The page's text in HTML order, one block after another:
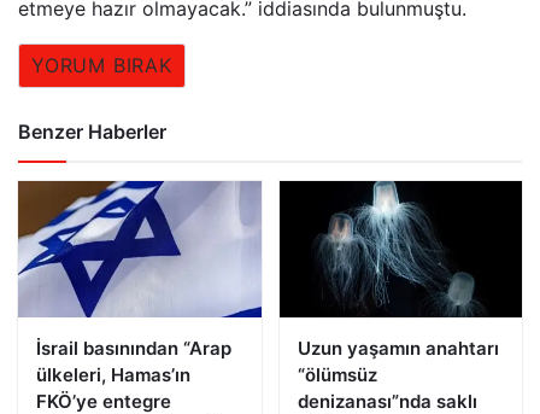
etmeye hazır olmayacak.” iddiasında bulunmuştu.
YORUM BIRAK
Benzer Haberler
İsrail basınından “Arap
ülkeleri, Hamas’ın
FKÖ’ye entegre
Uzun yaşamın anahtarı
“ölümsüz
denizanası”nda saklı